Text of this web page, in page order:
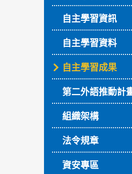
自主學習資訊
自主學習資料
自主學習成果
第二外語推動計
組織架構
法令規章
資安專區